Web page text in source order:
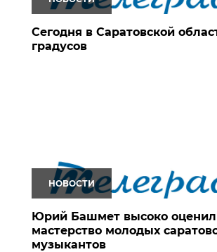
Сегодня в Саратовской
градусов
НОВОСТИ
Юрий Башмет высоко оценил
мастерство молодых
музыкантов